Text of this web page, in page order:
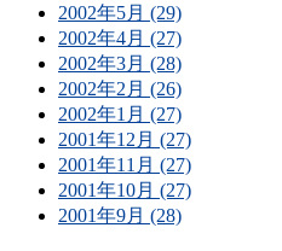
2002年5月 (29)
2002年4月 (27)
2002年3月 (28)
2002年2月 (26)
2002年1月 (27)
2001年12月 (27)
2001年11月 (27)
2001年10月 (27)
2001年9月 (28)